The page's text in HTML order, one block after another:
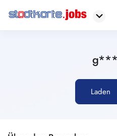
Laden